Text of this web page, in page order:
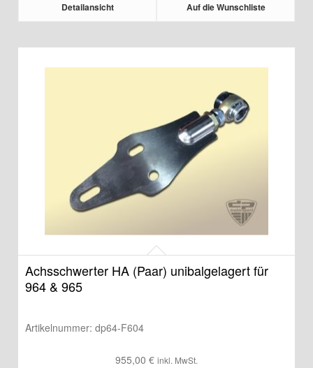
Detailansicht Auf die Wunschliste
Achsschwerter HA (Paar) unibalgelagert für
964 & 965
Artikelnummer: dp64-F604
955,00 € inkl. MwSt.